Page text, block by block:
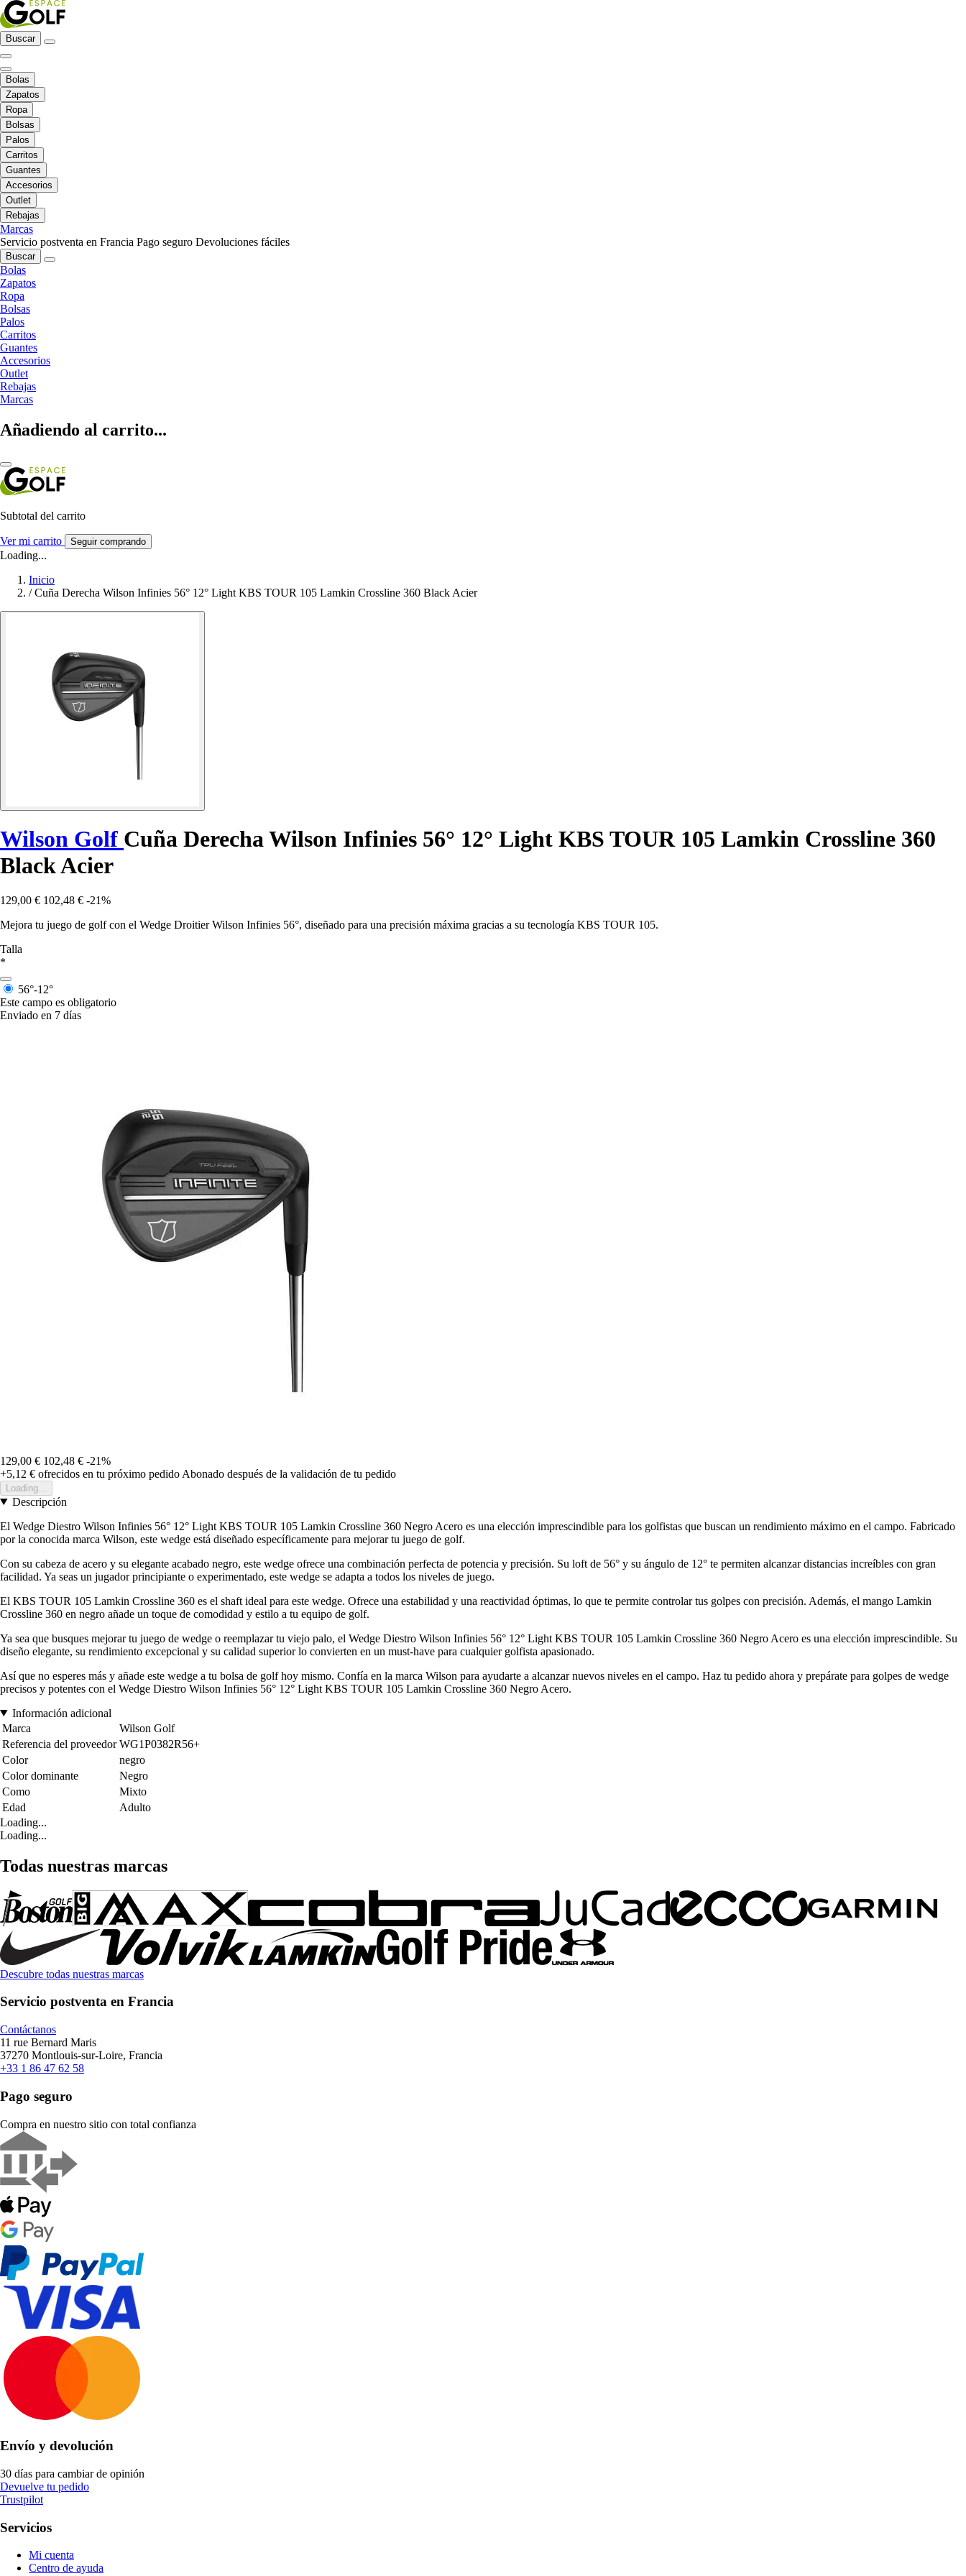
Buscar
Bolas
Zapatos
Ropa
Bolsas
Palos
Carritos
Guantes
Accesorios
Outlet
Rebajas
Marcas
Servicio postventa en Francia Pago seguro Devoluciones fáciles
Buscar
Bolas
Zapatos
Ropa
Bolsas
Palos
Carritos
Guantes
Accesorios
Outlet
Rebajas
Marcas
Añadiendo al carrito...
Subtotal del carrito
Ver mi carrito Seguir comprando
Loading...
Inicio
/ Cuña Derecha Wilson Infinies 56° 12° Light KBS TOUR 105 Lamkin Crossline 360 Black Acier
Wilson Golf Cuña Derecha Wilson Infinies 56° 12° Light KBS TOUR 105 Lamkin Crossline 360
Black Acier
129,00 € 102,48 € -21%
Mejora tu juego de golf con el Wedge Droitier Wilson Infinies 56°, diseñado para una precisión máxima gracias a su tecnología KBS TOUR 105.
Talla
*
56°-12°
Este campo es obligatorio
Enviado en 7 días
129,00 € 102,48 € -21%
+5,12 € ofrecidos en tu próximo pedido Abonado después de la validación de tu pedido
Loading...
Descripción
El Wedge Diestro Wilson Infinies 56° 12° Light KBS TOUR 105 Lamkin Crossline 360 Negro Acero es una elección imprescindible para los golfistas que buscan un rendimiento máximo en el campo. Fabricado
por la conocida marca Wilson, este wedge está diseñado específicamente para mejorar tu juego de golf.
Con su cabeza de acero y su elegante acabado negro, este wedge ofrece una combinación perfecta de potencia y precisión. Su loft de 56° y su ángulo de 12° te permiten alcanzar distancias increíbles con gran
facilidad. Ya seas un jugador principiante o experimentado, este wedge se adapta a todos los niveles de juego.
El KBS TOUR 105 Lamkin Crossline 360 es el shaft ideal para este wedge. Ofrece una estabilidad y una reactividad óptimas, lo que te permite controlar tus golpes con precisión. Además, el mango Lamkin
Crossline 360 en negro añade un toque de comodidad y estilo a tu equipo de golf.
Ya sea que busques mejorar tu juego de wedge o reemplazar tu viejo palo, el Wedge Diestro Wilson Infinies 56° 12° Light KBS TOUR 105 Lamkin Crossline 360 Negro Acero es una elección imprescindible. Su
diseño elegante, su rendimiento excepcional y su calidad superior lo convierten en un must-have para cualquier golfista apasionado.
Así que no esperes más y añade este wedge a tu bolsa de golf hoy mismo. Confía en la marca Wilson para ayudarte a alcanzar nuevos niveles en el campo. Haz tu pedido ahora y prepárate para golpes de wedge
precisos y potentes con el Wedge Diestro Wilson Infinies 56° 12° Light KBS TOUR 105 Lamkin Crossline 360 Negro Acero.
Información adicional
Marca
Wilson Golf
Referencia del proveedor WG1P0382R56+
Color
negro
Color dominante
Negro
Como
Mixto
Edad
Adulto
Loading...
Loading...
Todas nuestras marcas
Descubre todas nuestras marcas
Servicio postventa en Francia
Contáctanos
11 rue Bernard Maris
37270 Montlouis-sur-Loire, Francia
+33 1 86 47 62 58
Pago seguro
Compra en nuestro sitio con total confianza
Envío y devolución
30 días para cambiar de opinión
Devuelve tu pedido
Trustpilot
Servicios
Mi cuenta
Centro de ayuda